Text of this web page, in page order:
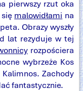
pierwszy rzut oka
malowidłami na
Obrazy wyszły
lat rezyduje w tej
rozpościera
wybrzeże Kos
Zachody
fantastycznie.